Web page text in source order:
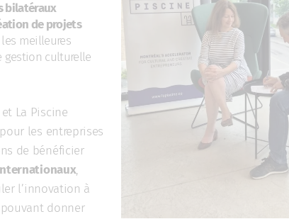
bilatéraux
de projets
meilleures
gestion culturelle
La Piscine
les entreprises
de bénéficier
,
l’innovation à
donner